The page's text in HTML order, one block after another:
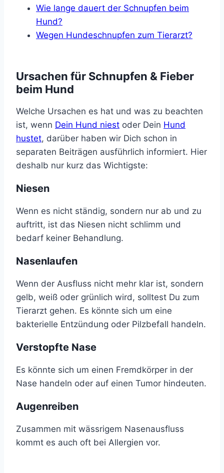
Wie lange dauert der Schnupfen beim
Hund?
Wegen Hundeschnupfen zum Tierarzt?
Ursachen für Schnupfen & Fieber
beim Hund
Welche Ursachen es hat und was zu beachten
ist, wenn Dein Hund niest oder Dein Hund
hustet, darüber haben wir Dich schon in
separaten Beiträgen ausführlich informiert. Hier
deshalb nur kurz das Wichtigste:
Niesen
Wenn es nicht ständig, sondern nur ab und zu
auftritt, ist das Niesen nicht schlimm und
bedarf keiner Behandlung.
Nasenlaufen
Wenn der Ausfluss nicht mehr klar ist, sondern
gelb, weiß oder grünlich wird, solltest Du zum
Tierarzt gehen. Es könnte sich um eine
bakterielle Entzündung oder Pilzbefall handeln.
Verstopfte Nase
Es könnte sich um einen Fremdkörper in der
Nase handeln oder auf einen Tumor hindeuten.
Augenreiben
Zusammen mit wässrigem Nasenausfluss
kommt es auch oft bei Allergien vor.